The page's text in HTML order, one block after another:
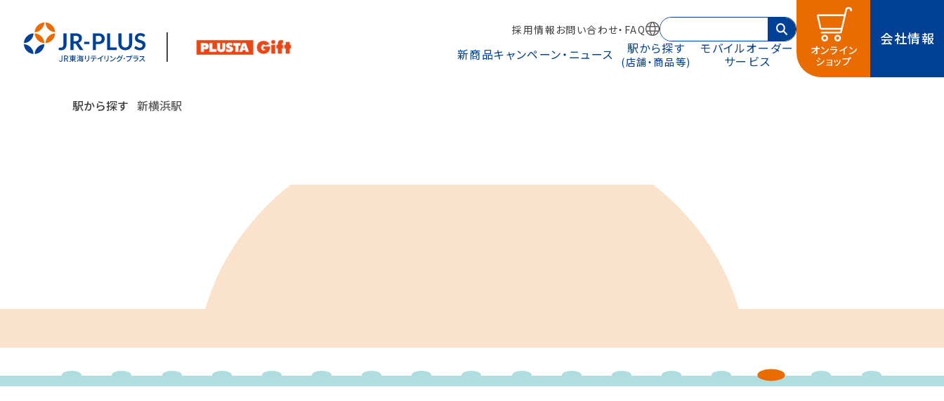
採用情報 お問い合わせ・FAQ
新商品キャンペーン・ニュース 駅から探す
(店舗・商品等)
モバイルオーダー
サービス
オンライン
ショップ
会社情報
駅ナカみやげやこだわりの鉄道グッズ、オンライン限定商品などを取り揃えたサイトです。
JR東海MARKET 自社ECサイト 楽天市場 auPayマーケット
駅から探す 新横浜駅